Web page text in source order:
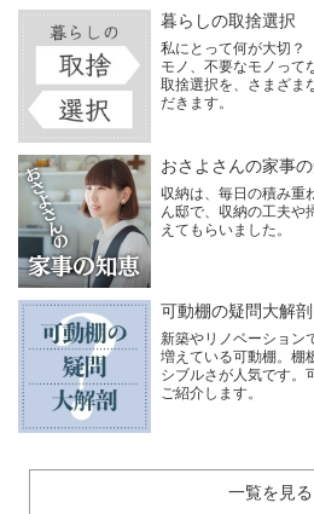
暮らしの取捨選択
私にとって何が大切
モノ、不要なモノって
取捨選択を、さまざま
だきます。
おさよさんの家事
収納は、毎日の積み重
ん邸で、収納の工夫や
えてもらいました。
可動棚の疑問大解剖
新築やリノベーション
増えている可動棚。棚
シブルさが人気です。
ご紹介します。
一覧を見る